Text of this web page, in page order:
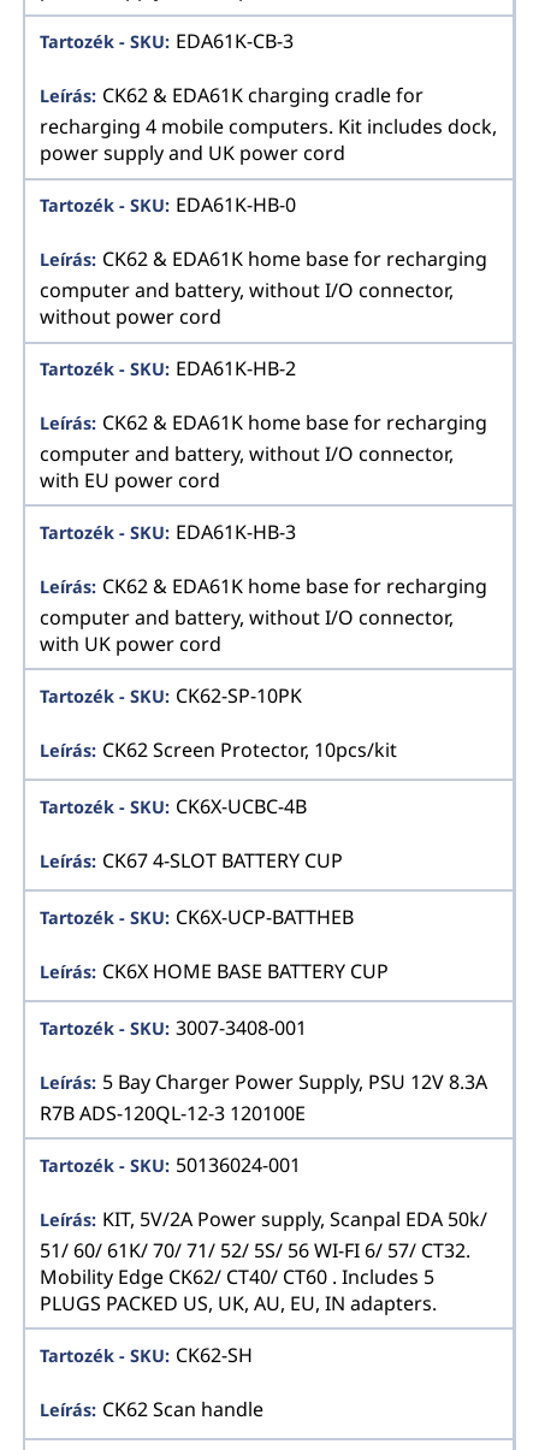
EDA61K-CB-3
CK62 & EDA61K charging cradle for
recharging 4 mobile computers. Kit includes dock,
power supply and UK power cord
EDA61K-HB-0
CK62 & EDA61K home base for recharging
computer and battery, without I/O connector,
without power cord
EDA61K-HB-2
CK62 & EDA61K home base for recharging
computer and battery, without I/O connector,
with EU power cord
EDA61K-HB-3
CK62 & EDA61K home base for recharging
computer and battery, without I/O connector,
with UK power cord
CK62-SP-10PK
CK62 Screen Protector, 10pcs/kit
CK6X-UCBC-4B
CK67 4-SLOT BATTERY CUP
CK6X-UCP-BATTHEB
CK6X HOME BASE BATTERY CUP
3007-3408-001
5 Bay Charger Power Supply, PSU 12V 8.3A
R7B ADS-120QL-12-3 120100E
50136024-001
KIT, 5V/2A Power supply, Scanpal EDA 50k/
51/ 60/ 61K/ 70/ 71/ 52/ 5S/ 56 WI-FI 6/ 57/ CT32.
Mobility Edge CK62/ CT40/ CT60 . Includes 5
PLUGS PACKED US, UK, AU, EU, IN adapters.
CK62-SH
CK62 Scan handle